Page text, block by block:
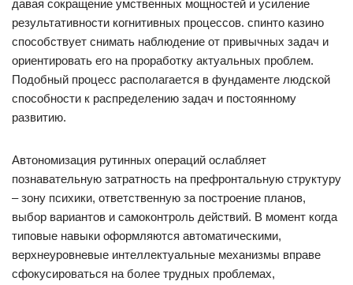
давая сокращение умственных мощностей и усиление
результативности когнитивных процессов. спинто казино
способствует снимать наблюдение от привычных задач и
ориентировать его на проработку актуальных проблем.
Подобный процесс располагается в фундаменте людской
способности к распределению задач и постоянному
развитию.
Автономизация рутинных операций ослабляет
познавательную затратность на префронтальную структуру
– зону психики, ответственную за построение планов,
выбор вариантов и самоконтроль действий. В момент когда
типовые навыки оформляются автоматическими,
верхнеуровневые интеллектуальные механизмы вправе
сфокусироваться на более трудных проблемах,